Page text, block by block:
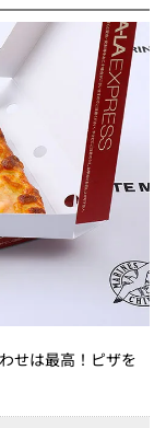
せは最高！ピザを